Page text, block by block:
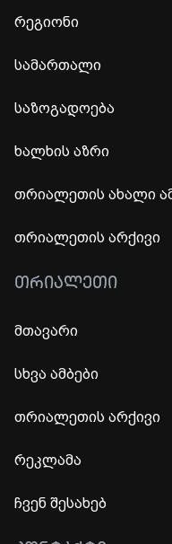
რეგიონი
სამართალი
საზოგადოება
ხალხის აზრი
თრიალეთის ახალი
თრიალეთის არქივი
ᲗᲠᲘᲐᲚᲔᲗᲘ
მთავარი
სხვა ამბები
თრიალეთის არქივი
რეკლამა
ჩვენ შესახებ